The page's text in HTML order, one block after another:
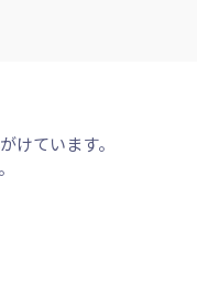
けています。